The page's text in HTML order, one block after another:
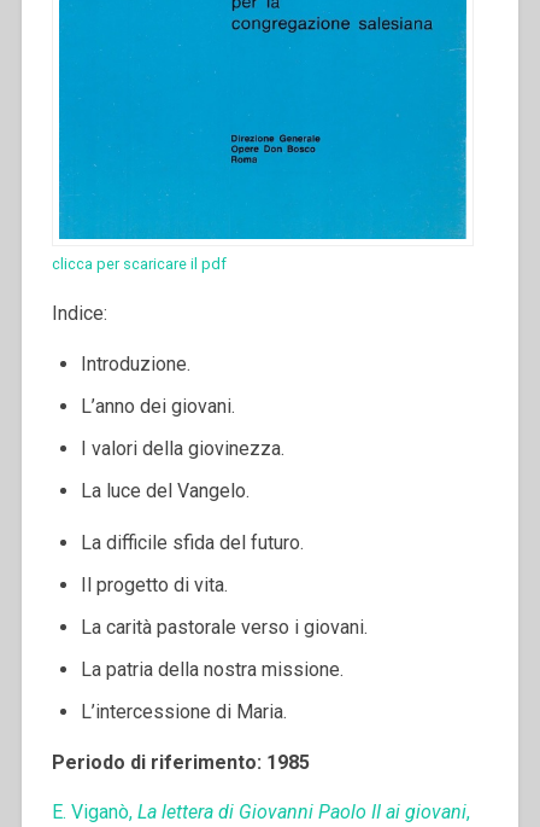
clicca per scaricare il pdf
Indice:
Introduzione.
L’anno dei giovani.
I valori della giovinezza.
La luce del Vangelo.
La difficile sfida del futuro.
Il progetto di vita.
La carità pastorale verso i giovani.
La patria della nostra missione.
L’intercessione di Maria.
Periodo di riferimento: 1985
E. Viganò, La lettera di Giovanni Paolo II ai giovani,